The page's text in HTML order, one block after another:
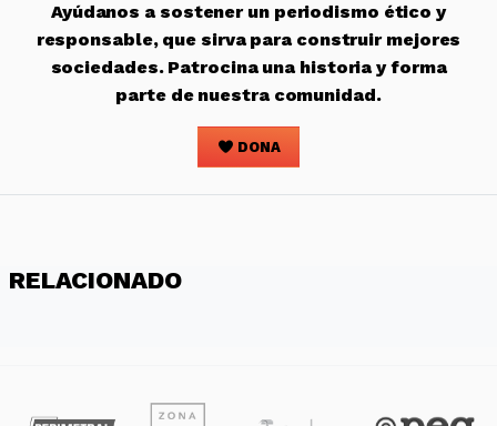
Ayúdanos a sostener un periodismo ético y
responsable, que sirva para construir mejores
sociedades. Patrocina una historia y forma
parte de nuestra comunidad.
DONA
RELACIONADO